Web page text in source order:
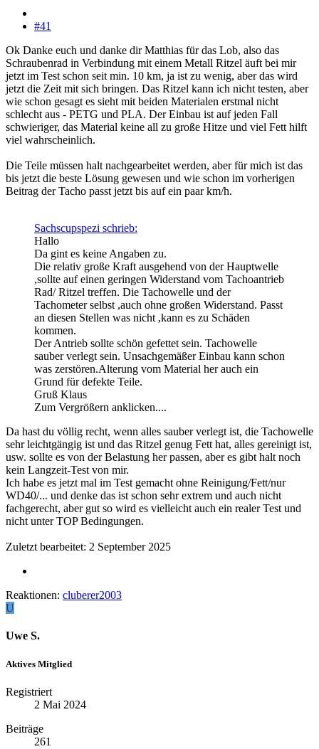
#41
Ok Danke euch und danke dir Matthias für das Lob, also das
Schraubenrad in Verbindung mit einem Metall Ritzel äuft bei mir
jetzt im Test schon seit min. 10 km, ja ist zu wenig, aber das wird
jetzt die Zeit mit sich bringen. Das Ritzel kann ich nicht testen, aber
wie schon gesagt es sieht mit beiden Materialen erstmal nicht
schlecht aus - PETG und PLA. Der Einbau ist auf jeden Fall
schwieriger, das Material keine all zu große Hitze und viel Fett hilft
viel wahrscheinlich.
Die Teile müssen halt nachgearbeitet werden, aber für mich ist das
bis jetzt die beste Lösung gewesen und wie schon im vorherigen
Beitrag der Tacho passt jetzt bis auf ein paar km/h.
Sachscupspezi schrieb:
Hallo
Da gint es keine Angaben zu.
Die relativ große Kraft ausgehend von der Hauptwelle
,sollte auf einen geringen Widerstand vom Tachoantrieb
Rad/ Ritzel treffen. Die Tachowelle und der
Tachometer selbst ,auch ohne großen Widerstand. Passt
an diesen Stellen was nicht ,kann es zu Schäden
kommen.
Der Antrieb sollte schön gefettet sein. Tachowelle
sauber verlegt sein. Unsachgemäßer Einbau kann schon
was zerstören.Alterung vom Material her auch ein
Grund für defekte Teile.
Gruß Klaus
Zum Vergrößern anklicken....
Da hast du völlig recht, wenn alles sauber verlegt ist, die Tachowelle
sehr leichtgängig ist und das Ritzel genug Fett hat, alles gereinigt ist,
usw. sollte es von der Belastung her passen, aber es gibt halt noch
kein Langzeit-Test von mir.
Ich habe es jetzt mal im Test gemacht ohne Reinigung/Fett/nur
WD40/... und denke das ist schon sehr extrem und auch nicht
fachgerecht, aber gut so wird es vielleicht auch ein realer Test und
nicht unter TOP Bedingungen.
Zuletzt bearbeitet: 2 September 2025
Reaktionen: cluberer2003
U
Uwe S.
Aktives Mitglied
Registriert
2 Mai 2024
Beiträge
261